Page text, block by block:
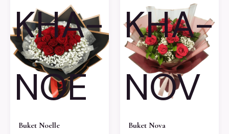
KHA-
NOE
Buket Noelle
KHA-
NOV
Buket Nova